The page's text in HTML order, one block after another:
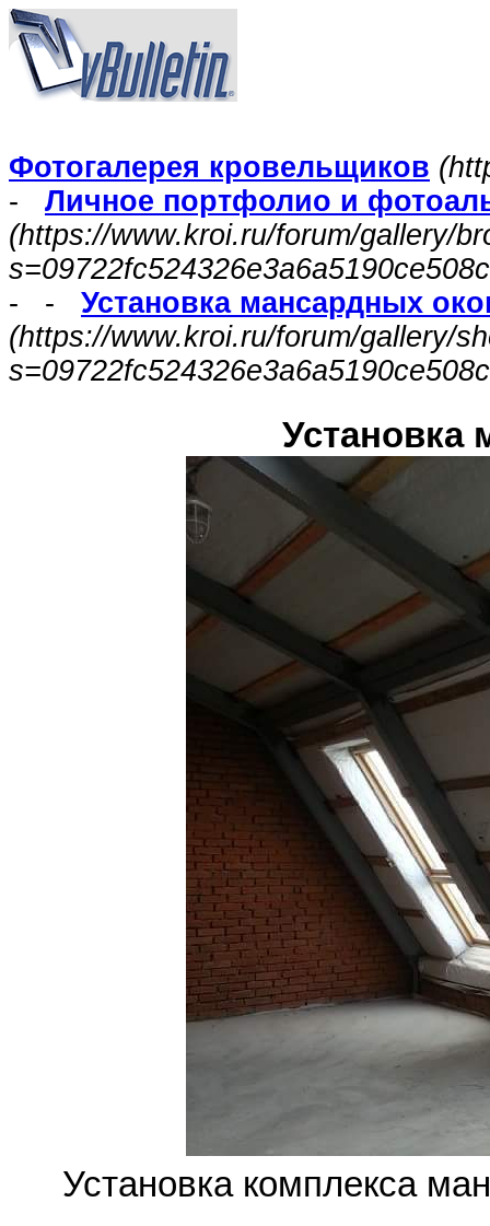
Фотогалерея кровельщиков
- Личное портфолио и
(https://www.kroi.ru/forum/gallery/
- - Установка мансардных
(https://www.kroi.ru/forum/gallery/
Установка
Установка комплекса